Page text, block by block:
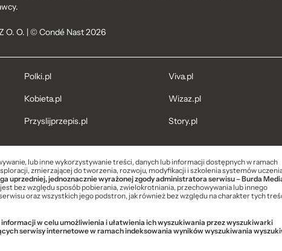
O. O. | © Condé Nast 2026
Polki.pl
Kobieta.pl
Przyslijprzepis.pl
Viva.pl
Wizaz.pl
Story.pl
lub inne wykorzystywanie treści, danych lub informacji dostępnych w ramach
zmierzającej do tworzenia, rozwoju, modyfikacji i szkolenia systemów
uprzedniej, jednoznacznie wyrażonej zgody administratora serwisu – Burda
bez względu sposób pobierania, zwielokrotniania, przechowywania lub innego
oraz wszystkich jego podstron, jak również bez względu na charakter tych
w celu umożliwienia i ułatwienia ich wyszukiwania przez wyszukiwarki
serwisy internetowe w ramach indeksowania wyników wyszukiwania